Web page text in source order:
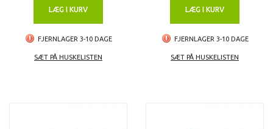
LÆG I KURV
FJERNLAGER 3-10 DAGE
SÆT PÅ HUSKELISTEN
LÆG I KURV
FJERNLAGER 3-10 DAGE
SÆT PÅ HUSKELISTEN